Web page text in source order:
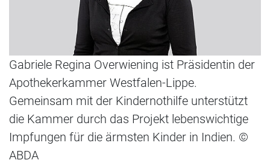
Gabriele Regina Overwiening ist Präsidentin der
Apothekerkammer Westfalen-Lippe.
Gemeinsam mit der Kindernothilfe unterstützt
die Kammer durch das Projekt lebenswichtige
Impfungen für die ärmsten Kinder in Indien. ©
ABDA